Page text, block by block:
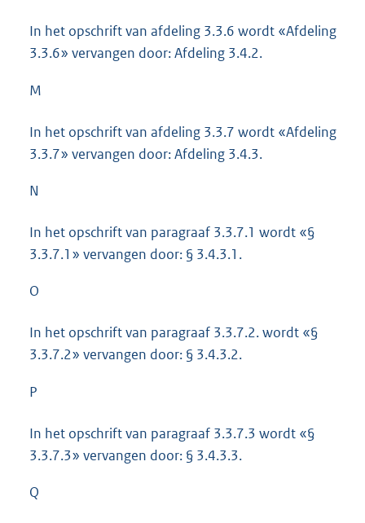
In het opschrift van afdeling 3.3.6 wordt «Afdeling
3.3.6» vervangen door: Afdeling 3.4.2.
M
In het opschrift van afdeling 3.3.7 wordt «Afdeling
3.3.7» vervangen door: Afdeling 3.4.3.
N
In het opschrift van paragraaf 3.3.7.1 wordt «§
3.3.7.1» vervangen door: § 3.4.3.1.
O
In het opschrift van paragraaf 3.3.7.2. wordt «§
3.3.7.2» vervangen door: § 3.4.3.2.
P
In het opschrift van paragraaf 3.3.7.3 wordt «§
3.3.7.3» vervangen door: § 3.4.3.3.
Q